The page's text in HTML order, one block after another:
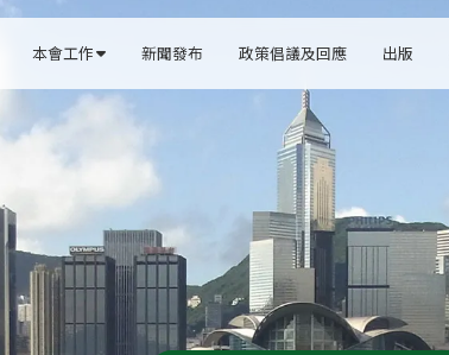
本會工作  新聞發布 政策倡議及回應 出版